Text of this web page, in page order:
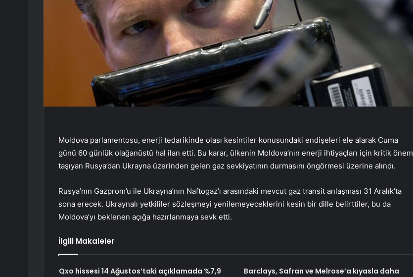
Moldova parlamentosu, enerji tedarikinde olası kesintiler konusundaki endişeleri ele alarak Cuma
günü 60 günlük olağanüstü hal ilan etti. Bu karar, ülkenin Moldova’nın enerji ihtiyaçları için kritik önem
taşıyan Rusya’dan Ukrayna üzerinden gelen gaz sevkiyatının durmasını öngörmesi üzerine alındı.
Rusya’nın Gazprom’u ile Ukrayna’nın Naftogaz’ı arasındaki mevcut gaz transit anlaşması 31 Aralık’ta
sona erecek. Ukraynalı yetkililer sözleşmeyi yenilemeyeceklerini kesin bir dille belirttiler, bu da
Moldova’yı beklenen açığa hazırlanmaya sevk etti.
İlgili Makaleler
Qxo hissesi 14 Ağustos’taki açıklamada %7,9
Barclays, Safran ve Melrose’a kıyasla daha